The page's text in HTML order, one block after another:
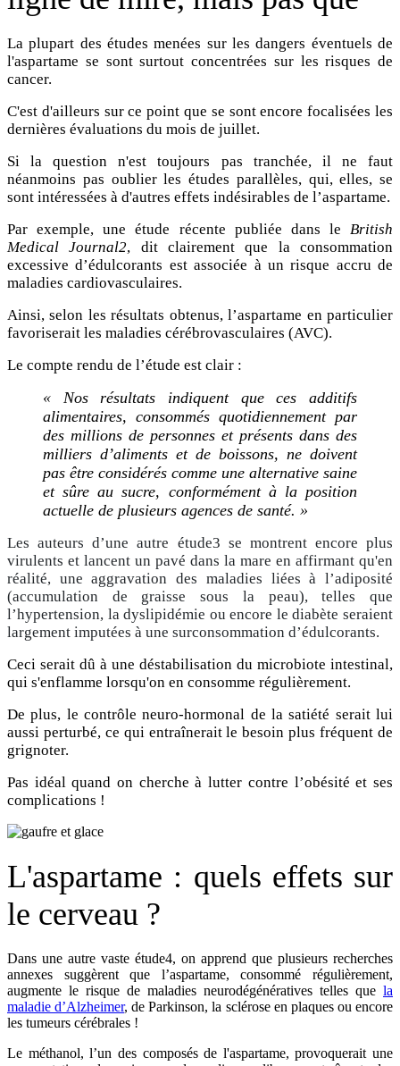
La plupart des études menées sur les dangers éventuels de
l'aspartame se sont surtout concentrées sur les risques de
cancer.
C'est d'ailleurs sur ce point que se sont encore focalisées les
dernières évaluations du mois de juillet.
Si la question n'est toujours pas tranchée, il ne faut
néanmoins pas oublier les études parallèles, qui, elles, se
sont intéressées à d'autres effets indésirables de l’aspartame.
Par exemple, une étude récente publiée dans le British
Medical Journal2, dit clairement que la consommation
excessive d’édulcorants est associée à un risque accru de
maladies cardiovasculaires.
Ainsi, selon les résultats obtenus, l’aspartame en particulier
favoriserait les maladies cérébrovasculaires (AVC).
Le compte rendu de l’étude est clair :
« Nos résultats indiquent que ces additifs
alimentaires, consommés quotidiennement par
des millions de personnes et présents dans des
milliers d’aliments et de boissons, ne doivent
pas être considérés comme une alternative saine
et sûre au sucre, conformément à la position
actuelle de plusieurs agences de santé. »
Les auteurs d’une autre étude3 se montrent encore plus
virulents et lancent un pavé dans la mare en affirmant qu'en
réalité, une aggravation des maladies liées à l’adiposité
(accumulation de graisse sous la peau), telles que
l’hypertension, la dyslipidémie ou encore le diabète seraient
largement imputées à une surconsommation d’édulcorants.
Ceci serait dû à une déstabilisation du microbiote intestinal,
qui s'enflamme lorsqu'on en consomme régulièrement.
De plus, le contrôle neuro-hormonal de la satiété serait lui
aussi perturbé, ce qui entraînerait le besoin plus fréquent de
grignoter.
Pas idéal quand on cherche à lutter contre l’obésité et ses
complications !
L'aspartame : quels effets sur
le cerveau ?
Dans une autre vaste étude4, on apprend que plusieurs recherches
annexes suggèrent que l’aspartame, consommé régulièrement,
augmente le risque de maladies neurodégénératives telles que la
maladie d’Alzheimer, de Parkinson, la sclérose en plaques ou encore
les tumeurs cérébrales !
Le méthanol, l’un des composés de l'aspartame, provoquerait une